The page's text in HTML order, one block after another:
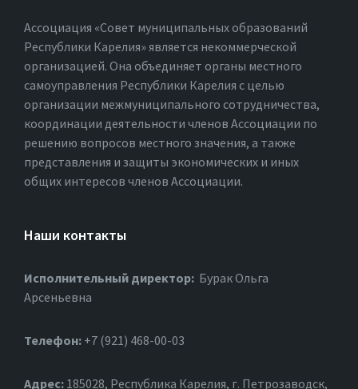
Ассоциация «Совет муниципальных образований
Республики Карелия» является некоммерческой
организацией. Она объединяет органы местного
самоуправления Республики Карелия с целью
организации межмуниципального сотрудничества,
координации деятельности членов Ассоциации по
решению вопросов местного значения, а также
представления и защиты экономических и иных
общих интересов членов Ассоциации.
Наши контакты
Исполнительный директор: Бурак Ольга
Арсеньевна
Телефон: +7 (921) 468-00-03
Адрес: 185028, Республика Карелия, г. Петрозаводск,